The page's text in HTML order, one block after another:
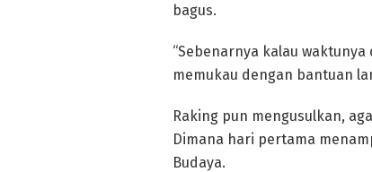
bagus.
“Sebenarnya kalau
memukau dengan bantuan
Raking pun mengusulkan,
Dimana hari pertama
Budaya.